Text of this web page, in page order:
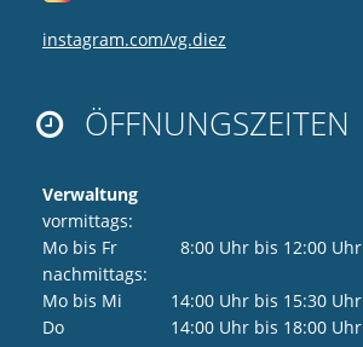
instagram.com/vg.diez
 ÖFFNUNGSZEITEN
Verwaltung
vormittags:
Mo bis Fr 8:00 Uhr bis 12:00 Uhr
nachmittags:
Mo bis Mi 14:00 Uhr bis 15:30 Uhr
Do 14:00 Uhr bis 18:00 Uhr